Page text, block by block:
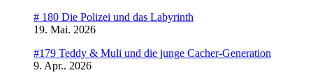
# 180 Die Polizei und das Labyrinth
19. Mai. 2026
#179 Teddy & Muli und die junge Cacher-Generation
9. Apr.. 2026